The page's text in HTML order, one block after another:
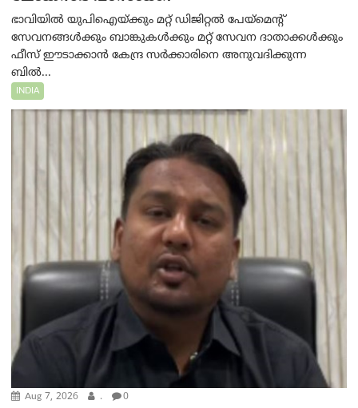
ഭാവിയിൽ യുപിഐയ്ക്കും മറ്റ് ഡിജിറ്റൽ പേയ്‌മെന്റ്
സേവനങ്ങൾക്കും ബാങ്കുകൾക്കും മറ്റ് സേവന ദാതാക്കൾക്കും
ഫീസ് ഈടാക്കാൻ കേന്ദ്ര സർക്കാരിനെ അനുവദിക്കുന്ന
ബിൽ...
INDIA
Aug 7, 2026 . 0